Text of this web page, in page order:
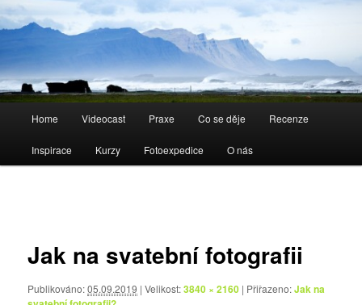
navigační
Home Videocast Praxe Co se děje Recenze
Inspirace Kurzy Fotoexpedice O nás
Jak na svatební fotografii
Publikováno:05.09.2019 | Velikost:3840 × 2160 | Přiřazeno:Jak na